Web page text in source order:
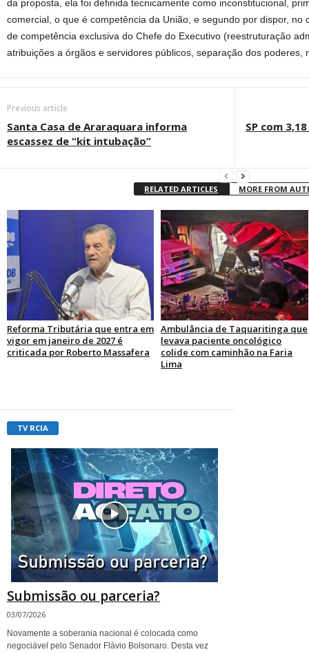
da proposta, ela foi definida tecnicamente como inconstitucional,
comercial, o que é competência da União, e segundo por dispor, no
de competência exclusiva do Chefe do Executivo (reestruturação
atribuições a órgãos e servidores públicos, separação dos poderes,
Previous article
Santa Casa de Araraquara informa
escassez de “kit intubação”
SP com
RELATED ARTICLES MORE FROM
Reforma Tributária que entra em
vigor em janeiro de 2027 é
criticada por Roberto Massafera
Ambulância de Taquaritinga que
levava paciente oncológico
colide com caminhão na Faria
Lima
TV RCIA
Submissão ou parceria?
03/07/2026
Novamente a soberania nacional é colocada como
negociável pelo Senador Flávio Bolsonaro. Desta vez